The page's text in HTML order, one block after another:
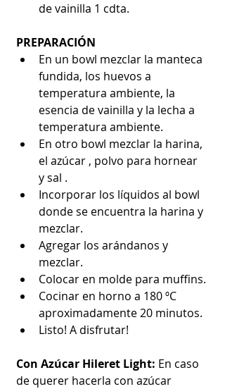
de vainilla 1 cdta.
PREPARACIÓN
En un bowl mezclar la manteca
fundida, los huevos a
temperatura ambiente, la
esencia de vainilla y la lecha a
temperatura ambiente.
En otro bowl mezclar la harina,
el azúcar , polvo para hornear
y sal .
Incorporar los líquidos al bowl
donde se encuentra la harina y
mezclar.
Agregar los arándanos y
mezclar.
Colocar en molde para muffins.
Cocinar en horno a 180 ºC
aproximadamente 20 minutos.
Listo! A disfrutar!
Con Azúcar Hileret Light: En caso
de querer hacerla con azúcar